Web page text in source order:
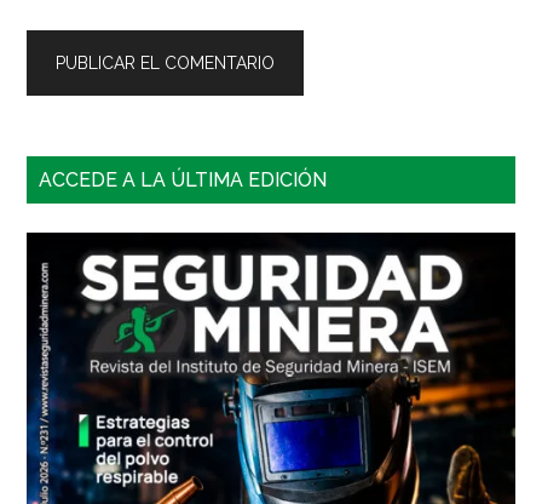
Barra
principal
ACCEDE A LA ÚLTIMA EDICIÓN